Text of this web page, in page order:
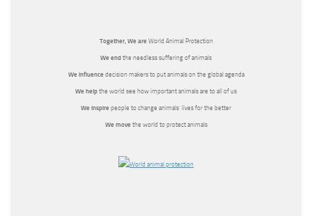
Together, We are World Animal Protection
We end the needless suffering of animals
We influence decision makers to put animals on the global agenda
We help the world see how important animals are to all of us
We inspire people to change animals’ lives for the better
We move the world to protect animals